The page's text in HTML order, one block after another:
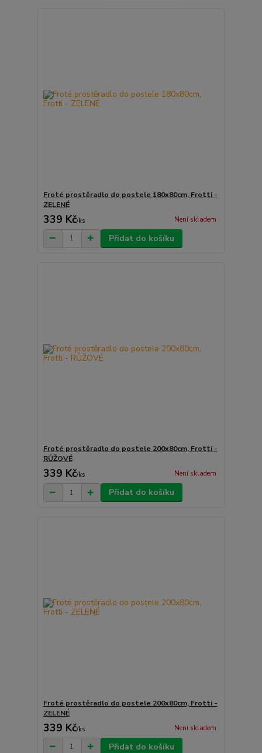
Froté prostěradlo do postele 180x80cm, Frotti -
ZELENÉ
339 Kč/ks Není skladem
Přidat do košíku
Froté prostěradlo do postele 200x80cm, Frotti -
RŮŽOVÉ
339 Kč/ks Není skladem
Přidat do košíku
Froté prostěradlo do postele 200x80cm, Frotti -
ZELENÉ
339 Kč/ks Není skladem
Přidat do košíku